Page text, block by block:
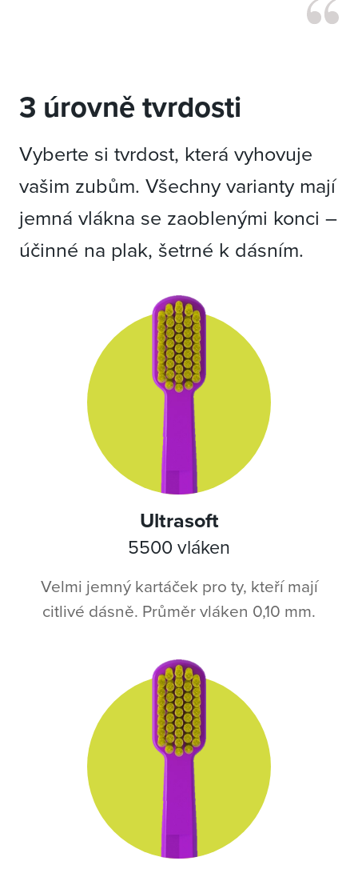
3 úrovně tvrdosti
Vyberte si tvrdost, která vyhovuje
vašim zubům. Všechny varianty mají
jemná vlákna se zaoblenými konci –
účinné na plak, šetrné k dásním.
Ultrasoft
5500 vláken
Velmi jemný kartáček pro ty, kteří mají
citlivé dásně. Průměr vláken 0,10 mm.